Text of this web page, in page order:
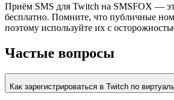
Приём SMS для Twitch на SMSFOX —
бесплатно. Помните, что публичные
поэтому используйте их с
Частые вопросы
Как зарегистрироваться в Twitch по